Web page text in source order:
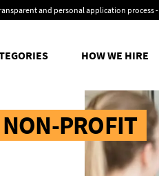
HOW WE HIRE
and personal application process -
PROFIT